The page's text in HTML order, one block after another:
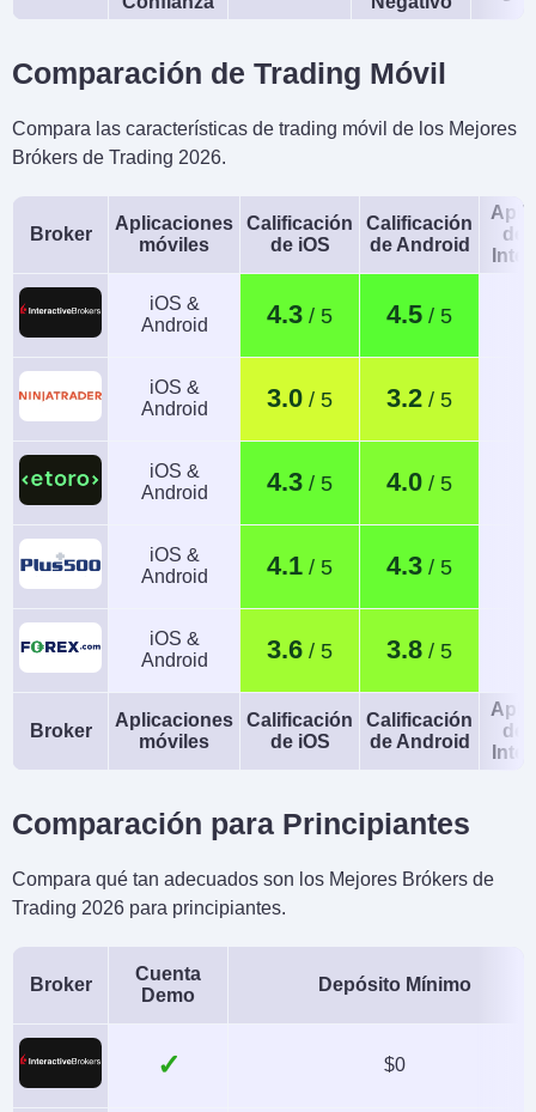
Comparación de Trading Móvil
Compara las características de trading móvil de los Mejores
Brókers de Trading 2026.
Broker
Aplicaciones
móviles
Calificación
de iOS
Calificación
de Android
de
iOS &
Android
4.3 4.5
iOS &
Android
3.0 3.2
iOS &
Android
4.3 4.0
iOS &
Android
4.1 4.3
iOS &
Android
3.6 3.8
Broker
Aplicaciones
móviles
Calificación
de iOS
Calificación
de Android
de
Comparación para Principiantes
Compara qué tan adecuados son los Mejores Brókers de
Trading 2026 para principiantes.
Broker
Cuenta
Demo
Depósito Mínimo
✓ $0